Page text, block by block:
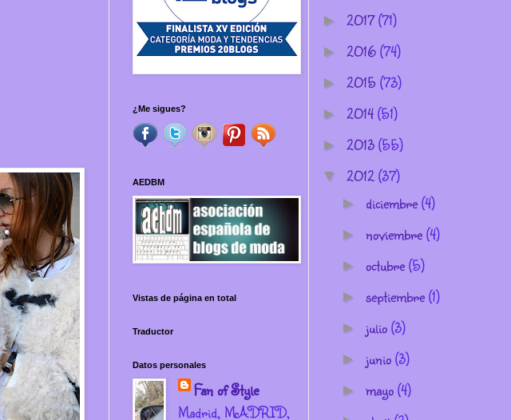
¿Me sigues?
AEDBM
Vistas de página en total
Traductor
Datos personales
Fan of Style
Madrid, MADRID,
► 2017(71)
► 2016(74)
► 2015(73)
► 2014(51)
► 2013(55)
▼ 2012(37)
► diciembre(4)
► noviembre(4)
► octubre(5)
► septiembre(1)
► julio(3)
► junio(3)
► mayo(4)